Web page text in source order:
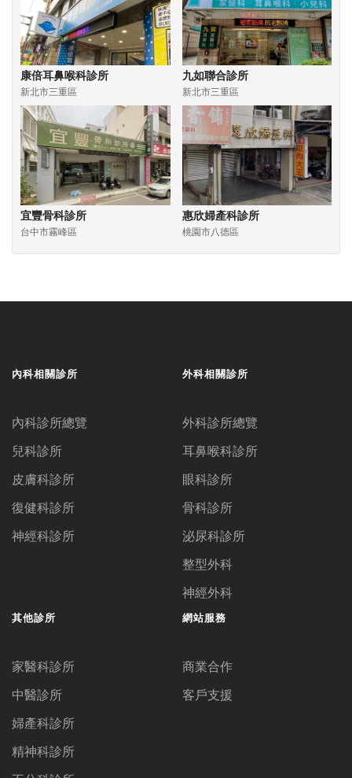
康倍耳鼻喉科診所
新北市三重區
九如聯合診所
新北市三重區
宜豐骨科診所
台中市霧峰區
惠欣婦產科診所
桃園市八德區
內科相關診所
內科診所總覽
兒科診所
皮膚科診所
復健科診所
神經科診所
外科相關診所
外科診所總覽
耳鼻喉科診所
眼科診所
骨科診所
泌尿科診所
整型外科
神經外科
其他診所
家醫科診所
中醫診所
婦產科診所
精神科診所
網站服務
商業合作
客戶支援